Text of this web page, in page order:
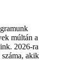
múltán a
2026-ra
akik